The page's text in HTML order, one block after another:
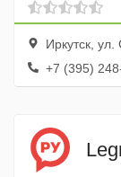
Иркутск,
+7 (395)